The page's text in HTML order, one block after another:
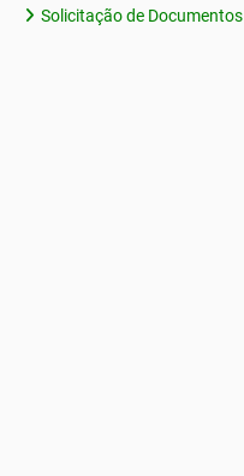
Solicitação de Documentos